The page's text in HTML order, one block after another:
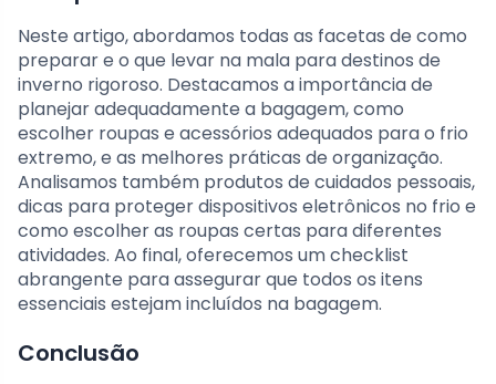
Neste artigo, abordamos todas as facetas de como
preparar e o que levar na mala para destinos de
inverno rigoroso. Destacamos a importância de
planejar adequadamente a bagagem, como
escolher roupas e acessórios adequados para o frio
extremo, e as melhores práticas de organização.
Analisamos também produtos de cuidados pessoais,
dicas para proteger dispositivos eletrônicos no frio e
como escolher as roupas certas para diferentes
atividades. Ao final, oferecemos um checklist
abrangente para assegurar que todos os itens
essenciais estejam incluídos na bagagem.
Conclusão